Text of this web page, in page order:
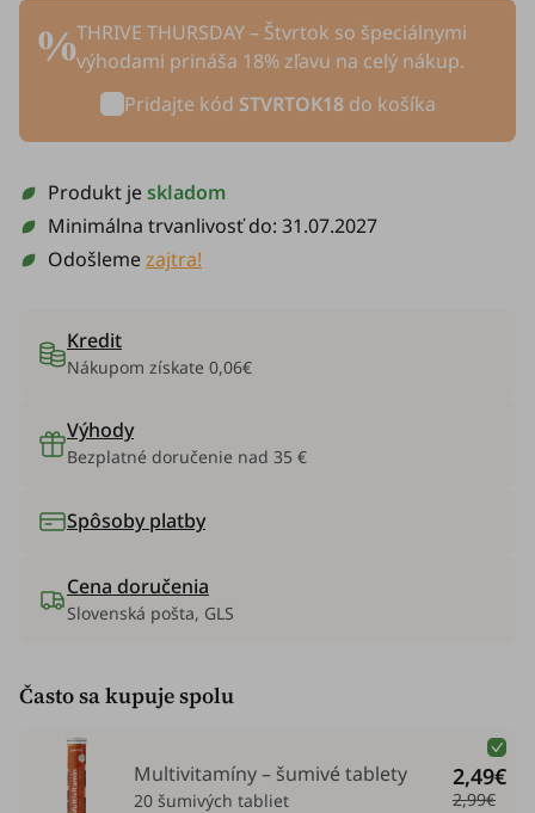
THRIVE THURSDAY – Štvrtok so špeciálnymi
výhodami prináša 18% zľavu na celý nákup.
Pridajte kód STVRTOK18do košíka
Produkt jeskladom
Minimálna trvanlivosť do: 31.07.2027
Odošlemezajtra!
Kredit
Nákupom získate 0,06€
Výhody
Bezplatné doručenie nad 35 €
Spôsoby platby
Cena doručenia
Slovenská pošta, GLS
Často sa kupuje spolu
Multivitamíny – šumivé tablety
20 šumivých tabliet
2,49€
2,99€